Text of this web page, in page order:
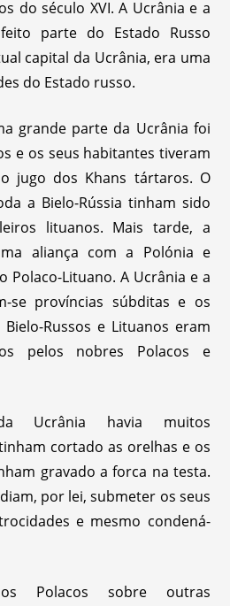
do século XVI. A Ucrânia e a
parte do Estado Russo
capital da Ucrânia, era uma
do Estado russo.
grande parte da Ucrânia foi
e os seus habitantes tiveram
jugo dos Khans tártaros. O
a Bielo-Rússia tinham sido
lituanos. Mais tarde, a
aliança com a Polónia e
Polaco-Lituano. A Ucrânia e a
se províncias súbditas e os
Bielo-Russos e Lituanos eram
pelos nobres Polacos e
Ucrânia havia muitos
cortado as orelhas e os
gravado a forca na testa.
por lei, submeter os seus
e mesmo condená-
Polacos sobre outras